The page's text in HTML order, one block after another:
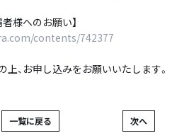
様へのお願い】
contents/742377
、お申し込みをお願いいたします。
一覧に戻る 次へ